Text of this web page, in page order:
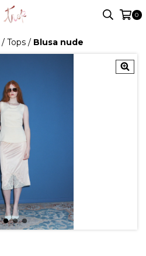
0
/ Tops / Blusa nude